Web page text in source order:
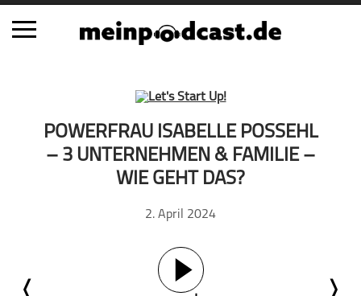
Alle Podcasts
Automobil
Fiktion
POWERFRAU ISABELLE POSSEHL
– 3 UNTERNEHMEN & FAMILIE –
WIE GEHT DAS?
2. April 2024